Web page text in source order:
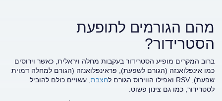
מהם הגורמים לתופעת
הסטרידור?
ברוב המקרים מופיע הסטרידור בעקבות מחלה ויראלית, כאשר וירוסים
כמו אינפלואנזה (הגורם לשפעת), פראינפלואנזה (הגורם למחלה דמוית
שפעת), RSV ואפילו הווירוס הגורם ל
חצבת , עשויים כולם להוביל
לסטרידור, כמו גם צינון פשוט.